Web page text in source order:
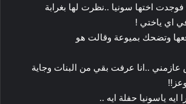
اختها سونيا ..نظرت لها بغرابة
اي ياختي !
وتضحك بميوعة وقالت هو
عازمني ..انا عرفت بقي من البنات وجاية
ياسونيا حفلة ايه ..